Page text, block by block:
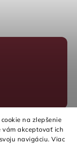
na zlepšenie
vám akceptovať ich
navigáciu. Viac